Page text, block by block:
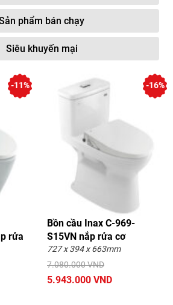
phẩm bán chạy
Siêu khuyến mại
rửa
-11%
Bồn cầu Inax C-969-
S15VN nắp rửa cơ
727 x 394 x 663mm
7.080.000 VND
5.943.000 VND
-16%